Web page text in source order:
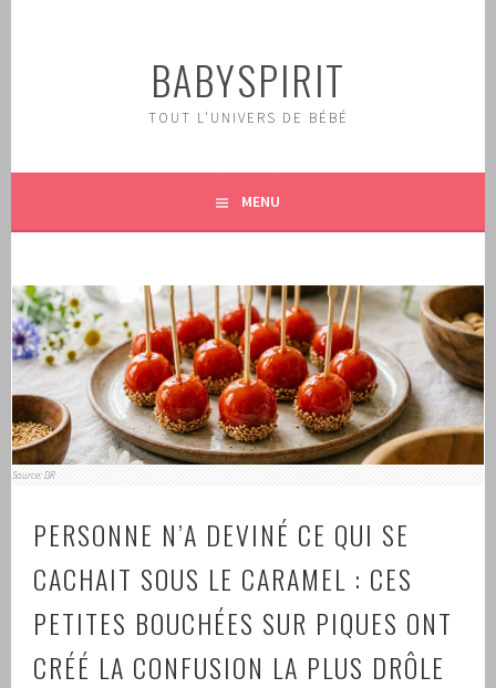
BABYSPIRIT
TOUT L'UNIVERS DE BÉBÉ
MENU
Source: DR
PERSONNE N’A DEVINÉ CE QUI SE
CACHAIT SOUS LE CARAMEL : CES
PETITES BOUCHÉES SUR PIQUES ONT
CRÉÉ LA CONFUSION LA PLUS DRÔLE